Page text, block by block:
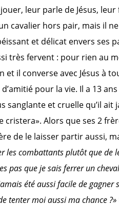
leur parle de Jésus,
cavalier hors pair, mais il
et délicat envers ses
très fervent : pour rien au
et il converse avec Jésus à
pour la vie. Il a 13
sanglante et cruelle qu’il ait
cristera». Alors que ses 2
de le laisser partir aussi,
les combattants plutôt que de
pas que je sais ferrer un
été aussi facile de gagner
tenter moi aussi ma chance ?»